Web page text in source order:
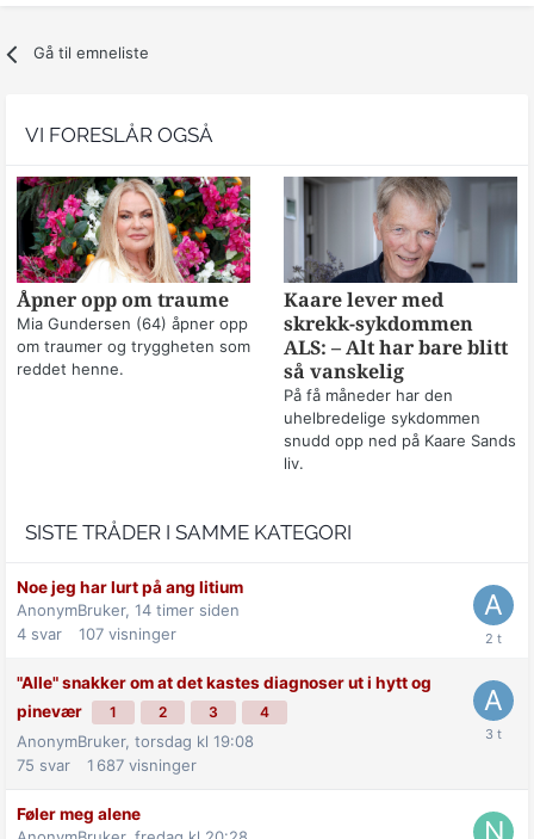
Gå til emneliste
VI FORESLÅR OGSÅ
Åpner opp om traume
Mia Gundersen (64) åpner opp
om traumer og tryggheten som
reddet henne.
Kaare lever med
skrekk-sykdommen
ALS: – Alt har bare blitt
så vanskelig
På få måneder har den
uhelbredelige sykdommen
snudd opp ned på Kaare Sands
liv.
SISTE TRÅDER I SAMME KATEGORI
Noe jeg har lurt på ang litium
AnonymBruker, 14 timer siden
4 svar 107 visninger
"Alle" snakker om at det kastes diagnoser ut i hytt og
pinevær
1 2 3 4
AnonymBruker, torsdag kl 19:08
75 svar 1 687 visninger
Føler meg alene